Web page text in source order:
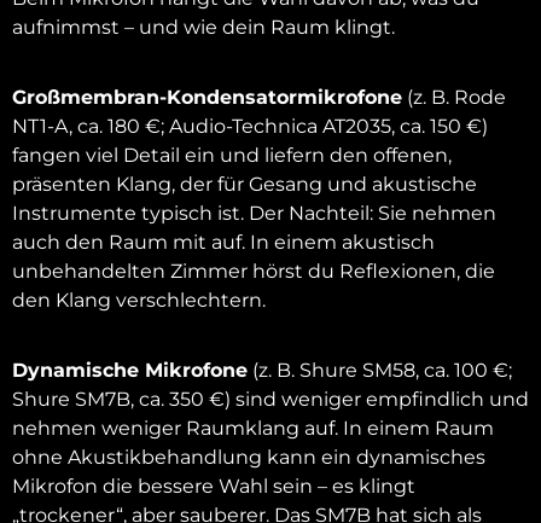
aufnimmst – und wie dein Raum klingt.
Großmembran-Kondensatormikrofone (z. B. Rode
NT1-A, ca. 180 €; Audio-Technica AT2035, ca. 150 €)
fangen viel Detail ein und liefern den offenen,
präsenten Klang, der für Gesang und akustische
Instrumente typisch ist. Der Nachteil: Sie nehmen
auch den Raum mit auf. In einem akustisch
unbehandelten Zimmer hörst du Reflexionen, die
den Klang verschlechtern.
Dynamische Mikrofone (z. B. Shure SM58, ca. 100 €;
Shure SM7B, ca. 350 €) sind weniger empfindlich und
nehmen weniger Raumklang auf. In einem Raum
ohne Akustikbehandlung kann ein dynamisches
Mikrofon die bessere Wahl sein – es klingt
„trockener“, aber sauberer. Das SM7B hat sich als